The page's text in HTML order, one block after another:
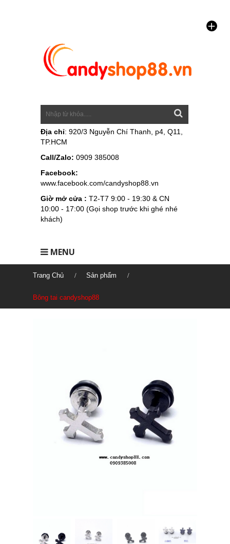
Địa chỉ: 920/3 Nguyễn Chí Thanh, p4, Q11,
TP.HCM
Call/Zalo: 0909 385008
Facebook:
www.facebook.com/candyshop88.vn
Giờ mở cửa : T2-T7 9:00 - 19:30 & CN
10:00 - 17:00 (Gọi shop trước khi ghé nhé
khách)
MENU
Trang Chủ Sản phẩm
Bông tai candyshop88